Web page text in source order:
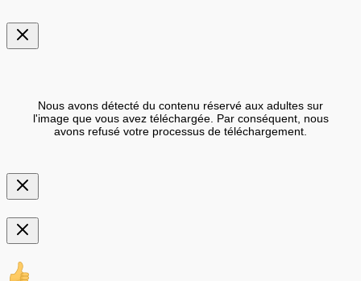
Nous avons détecté du contenu réservé aux adultes sur
l'image que vous avez téléchargée. Par conséquent, nous
avons refusé votre processus de téléchargement.